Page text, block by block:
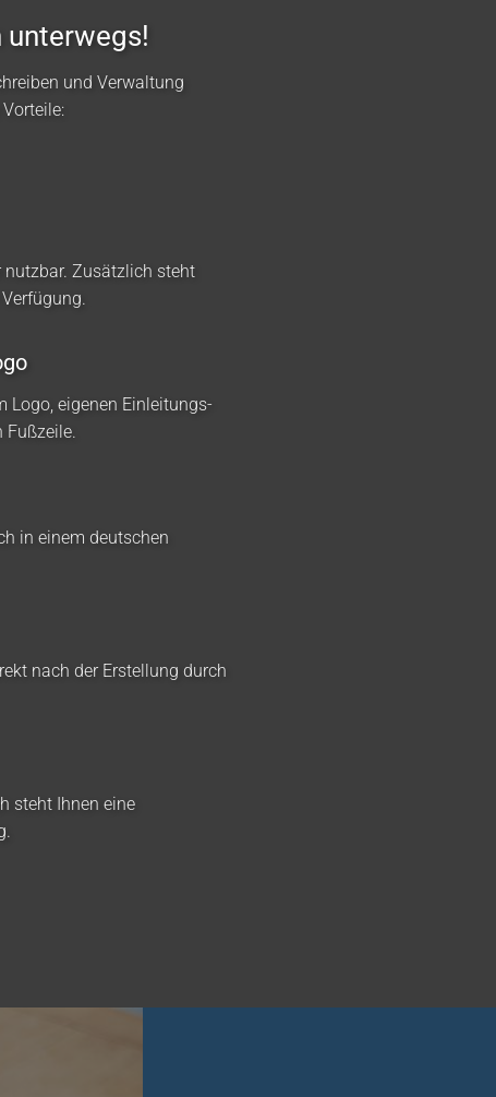
unterwegs!
und Verwaltung
Zusätzlich steht
Logo, eigenen Einleitungs-
Fußzeile.
in einem deutschen
nach der Erstellung durch
steht Ihnen eine